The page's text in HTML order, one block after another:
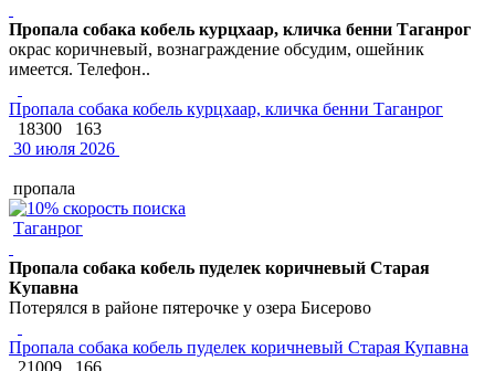
Пропала собака кобель курцхаар, кличка бенни Таганрог
окрас коричневый, вознаграждение обсудим, ошейник
имеется. Телефон..
Пропала собака кобель курцхаар, кличка бенни Таганрог
18300
163
30 июля 2026
пропала
Таганрог
Пропала собака кобель пуделек коричневый Старая
Купавна
Потерялся в районе пятерочке у озера Бисерово
Пропала собака кобель пуделек коричневый Старая Купавна
21009
166